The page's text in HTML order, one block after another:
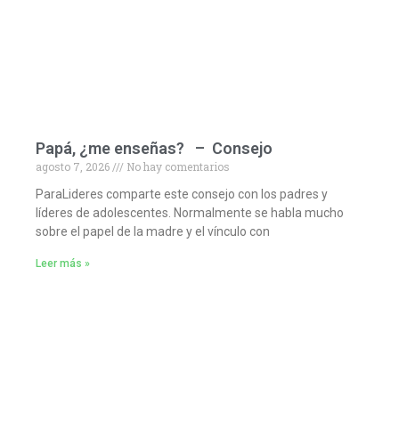
Papá, ¿me enseñas? – Consejo
agosto 7, 2026
No hay comentarios
ParaLideres comparte este consejo con los padres y
líderes de adolescentes. Normalmente se habla mucho
sobre el papel de la madre y el vínculo con
Leer más »